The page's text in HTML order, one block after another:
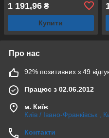
1 191,96 ₴
Купити
Про нас
92% позитивних з 49
Працює з 02.06.2012
м. Київ
Київ / Івано-Франківськ ,
Контакти